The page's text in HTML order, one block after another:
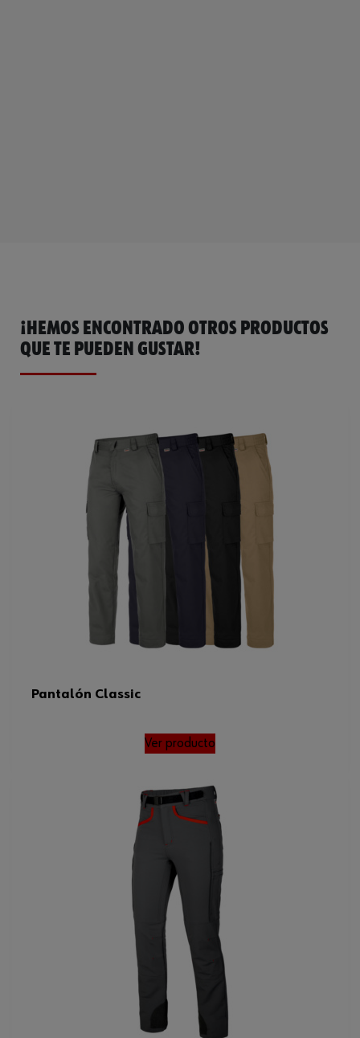
¡HEMOS ENCONTRADO OTROS PRODUCTOS
QUE TE PUEDEN GUSTAR!
Pantalón Classic
Ver producto